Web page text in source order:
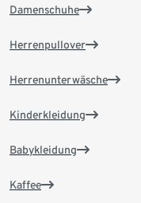
Damenschuhe
Herrenpullover
Herrenunterwäsche
Kinderkleidung
Babykleidung
Kaffee